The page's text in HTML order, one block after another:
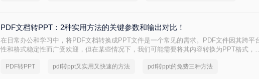
PDF文档转PPT：2种实用方法的关键参数和输出对比！
在日常办公和学习中，将PDF文档转换成PPT文件是一个常见的需求。PDF文件因其跨平
性和格式稳定性而广受欢迎，但在某些情况下，我们可能需要将其内容转换为PPT格式，
成PPT的实用方法。
PDF转PPT pdf转ppt又实用又快速的方法 pdf转ppt的免费三种方法